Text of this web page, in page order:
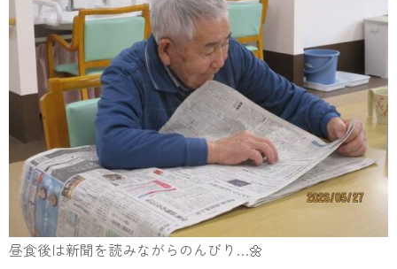
昼食後は新聞を読みながらのんびり…🌼